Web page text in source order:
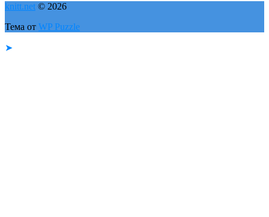
knitt.net © 2026
Тема от WP Puzzle
➤